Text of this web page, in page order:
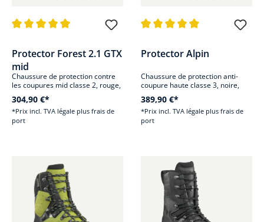
Protector Forest 2.1 GTX
mid
Chaussure de protection contre
les coupures mid classe 2, rouge,
304,90 €*
*Prix incl. TVA légale plus frais de
port
Protector Alpin
Chaussure de protection anti-
coupure haute classe 3, noire,
389,90 €*
*Prix incl. TVA légale plus frais de
port